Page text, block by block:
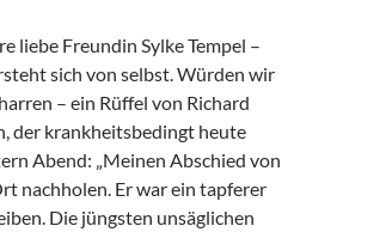
liebe Freundin Sylke Tempel –
sich von selbst. Würden wir
– ein Rüffel von Richard
der krankheitsbedingt heute
Abend: „Meinen Abschied von
nachholen. Er war ein tapferer
Die jüngsten unsäglichen